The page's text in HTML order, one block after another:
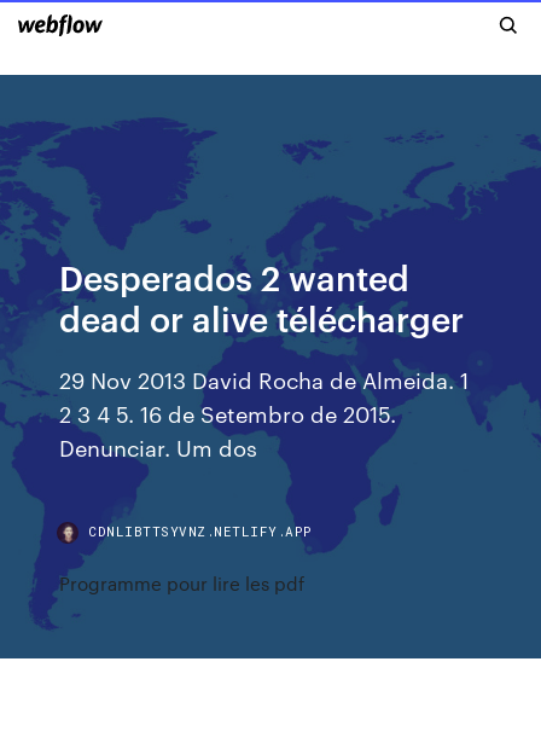
Desperados 2 wanted
dead or alive télécharger
29 Nov 2013 David Rocha de Almeida. 1
2 3 4 5. 16 de Setembro de 2015.
Denunciar. Um dos
CDNLIBTTSYVNZ.NETLIFY.APP
Programme pour lire les pdf